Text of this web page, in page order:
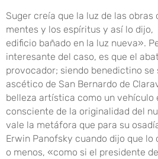
Suger creía que la luz de las
mentes y los espíritus y así lo
edificio bañado en la luz nueva».
interesante del caso, es que el
provocador; siendo benedictino se
ascético de San Bernardo de
belleza artística como un vehículo
consciente de la originalidad del
vale la metáfora que para su
Erwin Panofsky cuando dijo que lo
o menos, «como si el presidente